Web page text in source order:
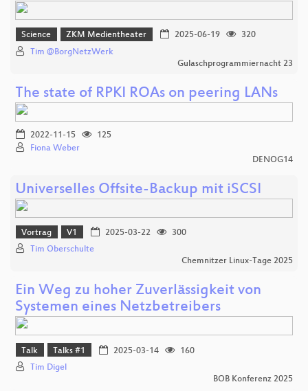
Science ZKM Medientheater 2025-06-19
320
Tim @BorgNetzWerk
Gulaschprogrammiernacht 23
The state of RPKI ROAs on peering LANs
2022-11-15
125
Fiona Weber
DENOG14
Universelles Offsite-Backup mit iSCSI
Vortrag V1 2025-03-22
300
Tim Oberschulte
Chemnitzer Linux-Tage 2025
Ein Weg zu hoher Zuverlässigkeit von
Systemen eines Netzbetreibers
Talk Talks #1 2025-03-14
160
Tim Digel
BOB Konferenz 2025